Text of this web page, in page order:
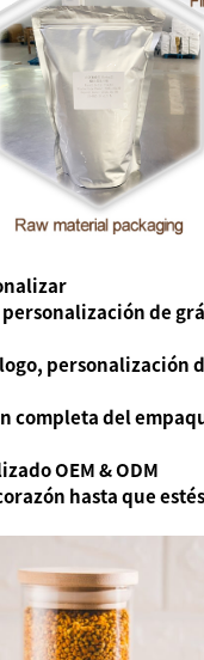
personalización de
personalización
completa del
OEM & ODM
hasta que